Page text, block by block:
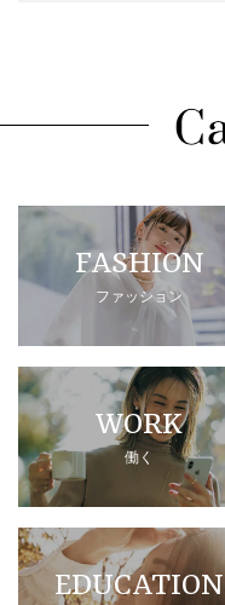
FASHION
ファッション
WORK
働く
EDUCATION